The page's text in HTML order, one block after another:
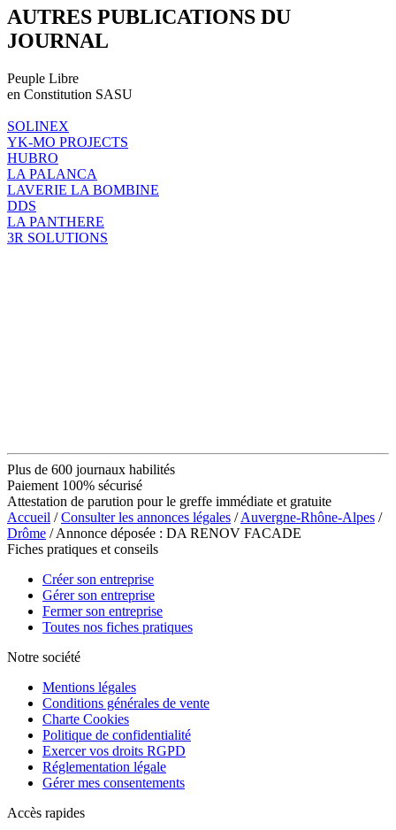
AUTRES PUBLICATIONS DU
JOURNAL
Peuple Libre
en Constitution SASU
SOLINEX
YK-MO PROJECTS
HUBRO
LA PALANCA
LAVERIE LA BOMBINE
DDS
LA PANTHERE
3R SOLUTIONS
Plus de 600 journaux habilités
Paiement 100% sécurisé
Attestation de parution pour le greffe immédiate et gratuite
Accueil /Consulter les annonces légales /Auvergne-Rhône-Alpes /
Drôme / Annonce déposée : DA RENOV FACADE
Fiches pratiques et conseils
Créer son entreprise
Gérer son entreprise
Fermer son entreprise
Toutes nos fiches pratiques
Notre société
Mentions légales
Conditions générales de vente
Charte Cookies
Politique de confidentialité
Exercer vos droits RGPD
Réglementation légale
Gérer mes consentements
Accès rapides